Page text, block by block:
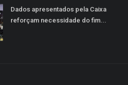
Dados apresentados pela Caixa
reforçam necessidade do fim...